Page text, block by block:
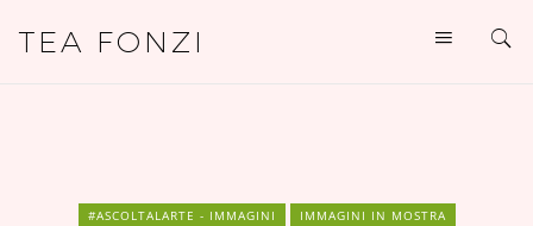
TEA FONZI
#ASCOLTALARTE - IMMAGINI IMMAGINI IN MOSTRA